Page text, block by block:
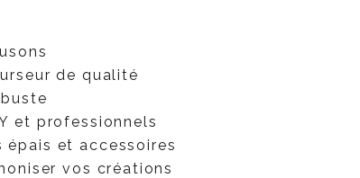
de qualité
et professionnels
et accessoires
vos créations